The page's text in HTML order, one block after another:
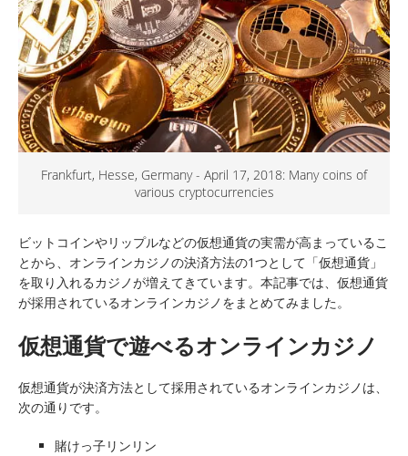
Frankfurt, Hesse, Germany - April 17, 2018: Many coins of
various cryptocurrencies
ビットコインやリップルなどの仮想通貨の実需が高まっているこ
とから、オンラインカジノの決済方法の1つとして「仮想通貨」
を取り入れるカジノが増えてきています。本記事では、仮想通貨
が採用されているオンラインカジノをまとめてみました。
仮想通貨で遊べるオンラインカジノ
仮想通貨が決済方法として採用されているオンラインカジノは、
次の通りです。
賭けっ子リンリン